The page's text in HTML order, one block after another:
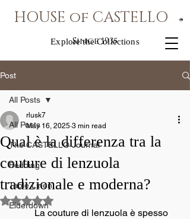
®
HOUSE of CASTELLO
Since 1935
Explore the Collections
Post
All Posts
The CASTELLO Journal
Bedding
Table Linen
Eiderdown
All Posts
Qual è la differenza tra la
couture di lenzuola
tradizionale e moderna?
rlusk7
May 16, 2025 3 min read
Rated NaN out of 5 stars.
La couture di lenzuola è spesso